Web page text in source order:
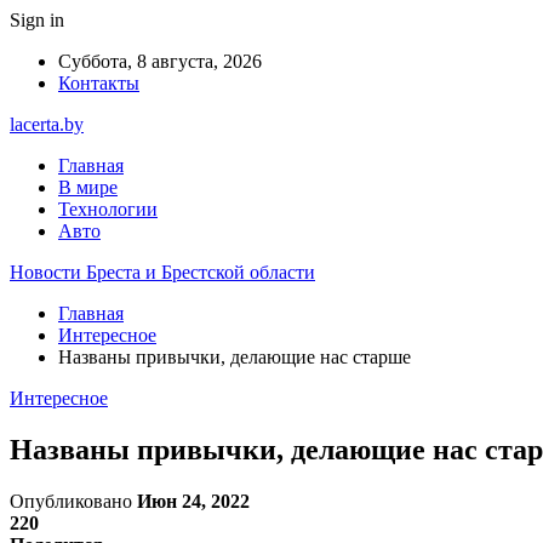
Sign in
Суббота, 8 августа, 2026
Контакты
lacerta.by
Главная
В мире
Технологии
Авто
Новости Бреста и Брестской области
Главная
Интересное
Названы привычки, делающие нас старше
Интересное
Названы привычки, делающие нас
Опубликовано Июн 24, 2022
220